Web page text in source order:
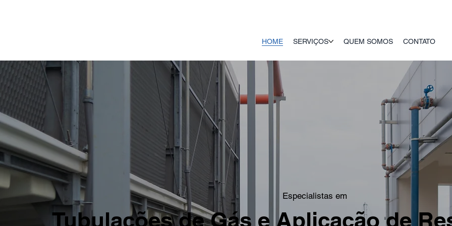
HOME SERVIÇOS QUEM SOMOS CONTATO
Especialistas em
Tubulações de Gás e Aplicação de